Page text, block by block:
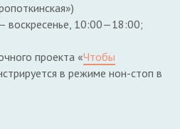
воскресенье, 10:00—18:00;
проекта «Чтобы
в режиме нон-стоп в